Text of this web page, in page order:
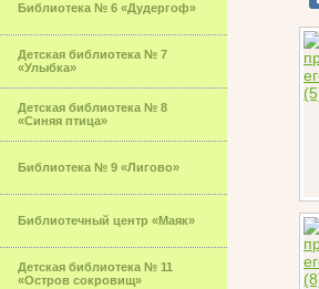
Библиотека № 6 «Дудергоф»
Детская библиотека № 7
«Улыбка»
Детская библиотека № 8
«Синяя птица»
Библиотека № 9 «Лигово»
Библиотечный центр «Маяк»
Детская библиотека № 11
«Остров сокровищ»